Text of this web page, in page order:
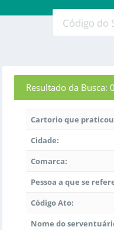
Resultado da
Cartorio que
Cidade:
Comarca:
Pessoa a que se
Código Ato:
Nome do